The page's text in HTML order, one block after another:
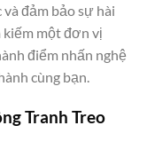
đảm bảo sự hài
kiếm một đơn vị
điểm nhấn nghệ
cùng bạn.
Tranh Treo